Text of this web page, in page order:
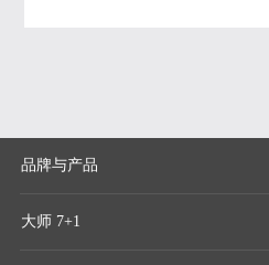
品牌与产品
大师 7+1